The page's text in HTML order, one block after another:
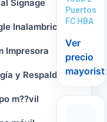
Signage
Inalambrico
Impresora
y Respaldo
m??vil
Puertos
FC HBA
Ver
precio
mayorista